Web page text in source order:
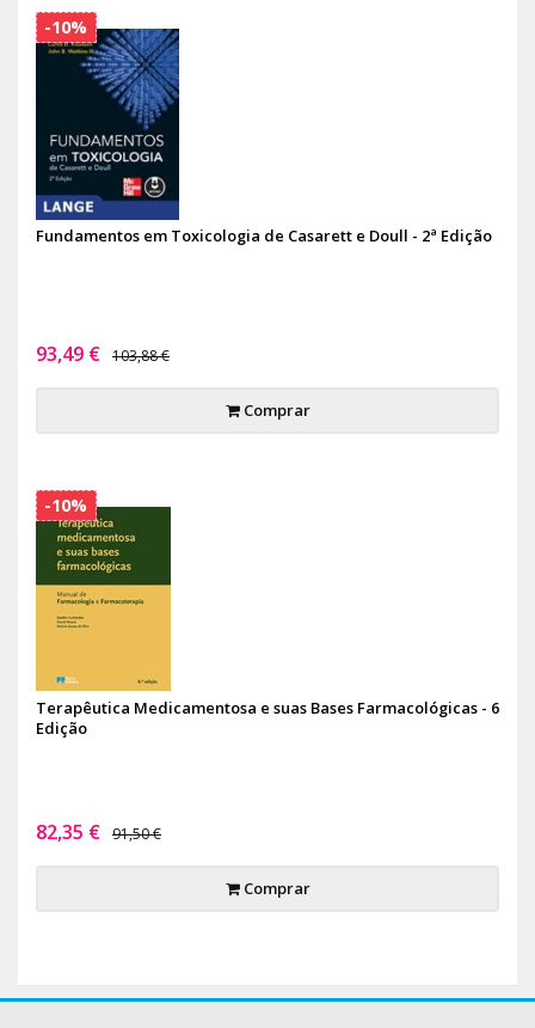
Fundamentos em Toxicologia de Casarett e Doull - 2ª Edição
93,49 € 103,88 €
Comprar
-10%
Terapêutica Medicamentosa e suas Bases Farmacológicas - 6
Edição
82,35 € 91,50 €
Comprar
-10%